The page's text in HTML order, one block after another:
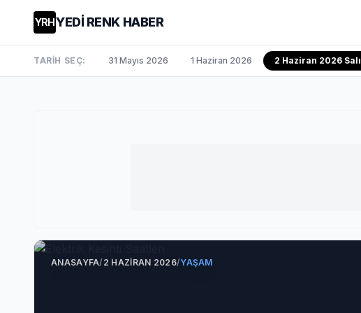
YRHYEDİ RENK HABER
TARİH SEÇ: 31 Mayıs 2026 1 Haziran 2026 2 Haziran 2026 Salı
ANASAYFA/2 HAZIRAN 2026/YAŞAM